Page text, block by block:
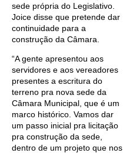
sede própria do Legislativo.
Joice disse que pretende dar
continuidade para a
construção da Câmara.
“A gente apresentou aos
servidores e aos vereadores
presentes a escritura do
terreno pra nova sede da
Câmara Municipal, que é um
marco histórico. Vamos dar
um passo inicial pra licitação
pra construção da sede,
dentro de um projeto que nos